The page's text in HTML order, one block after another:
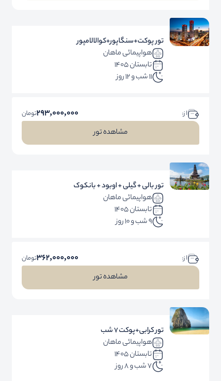
تور پوکت+سنگاپور+کوالالامپور
هواپیمائی ماهان
تابستان 1405
11 شب و 12 روز
ا ز: 293,000,000تومان
مشاهده تور
تور بالی + گیلی + اوبود + بانکوک
هواپیمائی ماهان
تابستان 1405
9 شب و 10 روز
ا ز: 362,000,000تومان
مشاهده تور
تور کرابی+پوکت 7 شب
هواپیمائی ماهان
تابستان 1405
7 شب و 8 روز